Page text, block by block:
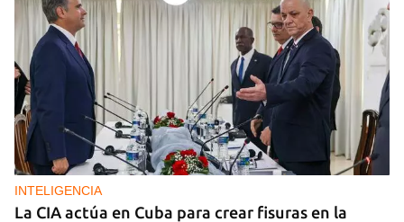
INTELIGENCIA
La CIA actúa en Cuba para crear fisuras en la